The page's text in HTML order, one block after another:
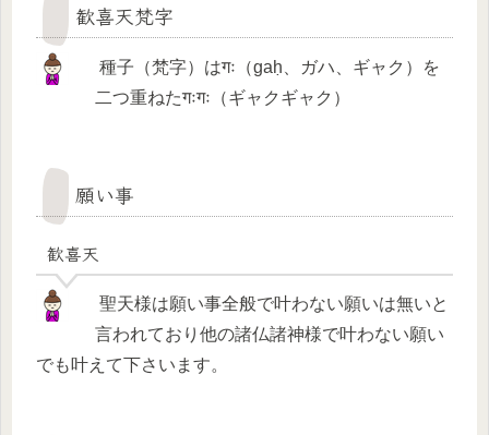
歓喜天梵字
種子（梵字）はगः（gaḥ、ガハ、ギャク）を
二つ重ねたगःगः（ギャクギャク）
願い事
歓喜天
聖天様は願い事全般で叶わない願いは無いと
言われており他の諸仏諸神様で叶わない願い
でも叶えて下さいます。